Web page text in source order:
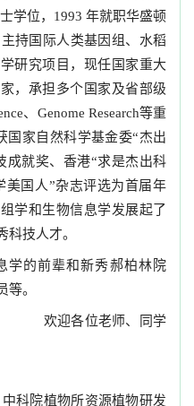
学位，1993 年就职华盛顿
持国际人类基因组、水稻
研究项目，现任国家重大
，承担多个国家及省部级
、Genome Research等重
国家自然科学基金委“杰出
成就奖、香港“求是杰出科
美国人”杂志评选为首届年
学和生物信息学发展起了
科技人才。
学的前辈和新秀郝柏林院
等。
师、同学
源植物研发